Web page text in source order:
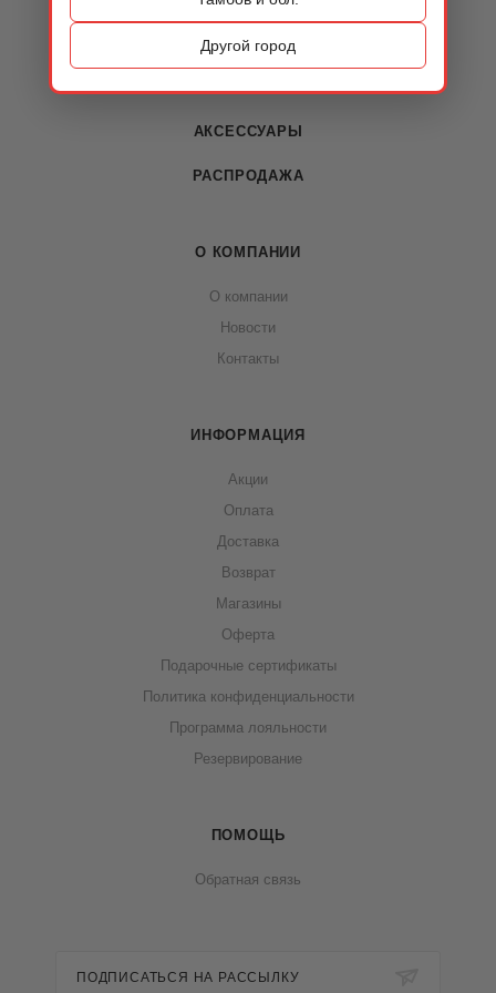
Другой город
ОБУВЬ
СУМКИ
АКСЕССУАРЫ
РАСПРОДАЖА
О КОМПАНИИ
О компании
Новости
Контакты
ИНФОРМАЦИЯ
Акции
Оплата
Доставка
Возврат
Магазины
Оферта
Подарочные сертификаты
Политика конфиденциальности
Программа лояльности
Резервирование
ПОМОЩЬ
Обратная связь
ПОДПИСАТЬСЯ НА РАССЫЛКУ